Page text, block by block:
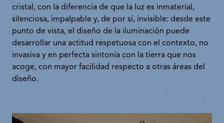
cristal, con la diferencia de que la luz es inmaterial,
silenciosa, impalpable y, de por sí, invisible: desde este
punto de vista, el diseño de la iluminación puede
desarrollar una actitud respetuosa con el contexto, no
invasiva y en perfecta sintonía con la tierra que nos
acoge, con mayor facilidad respecto a otras áreas del
diseño.